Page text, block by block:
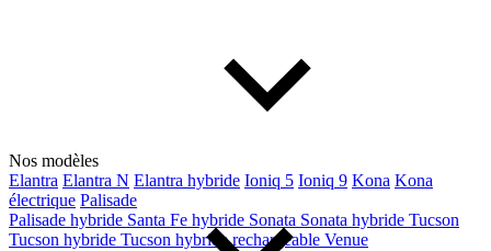
Nos modèles
Elantra Elantra N Elantra hybride Ioniq 5 Ioniq 9 Kona Kona
électrique Palisade
Palisade hybride Santa Fe hybride Sonata Sonata hybride Tucson
Tucson hybride Tucson hybride rechargeable Venue